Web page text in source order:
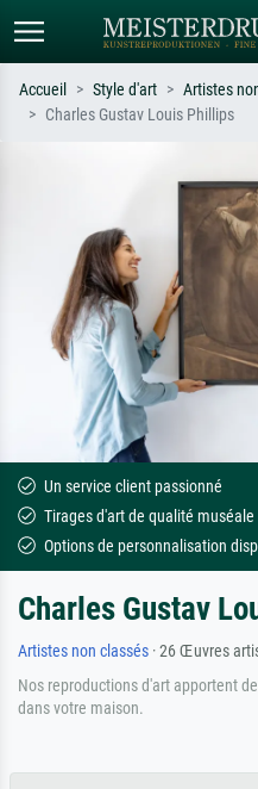
impressionnisme, vague de Hokusai,
nu.
Accueil Style d'art
Artistes
Charles Gustav Louis Phillips
Un service client passionné
Tirages d'art de qualité muséale
Options de personnalisation
Charles Gustav
Artistes non classés · 26 Œuvres
Nos reproductions d'art apportent
dans votre maison.